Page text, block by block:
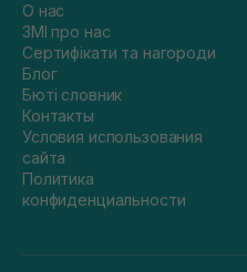
О нас
ЗМІ про нас
Сертифікати та нагороди
Блог
Бюті словник
Контакты
Условия использования
сайта
Политика
конфиденциальности